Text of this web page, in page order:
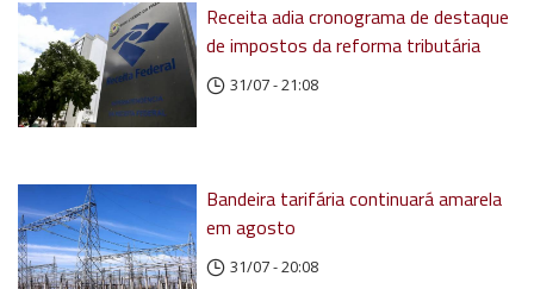
Receita adia cronograma de destaque
de impostos da reforma tributária
31/07 - 21:08
Bandeira tarifária continuará amarela
em agosto
31/07 - 20:08